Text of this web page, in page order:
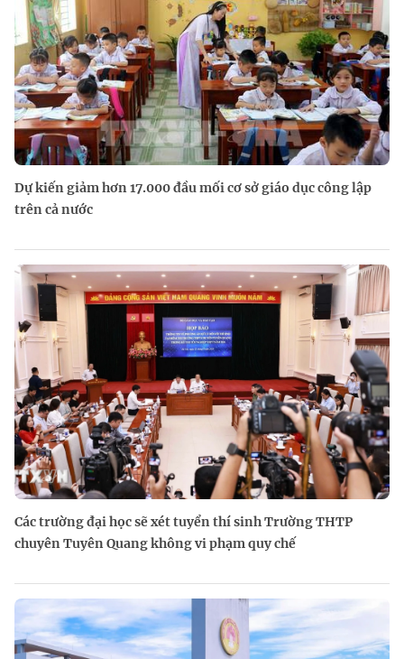
Dự kiến giảm hơn 17.000 đầu mối cơ sở giáo dục công lập
trên cả nước
Các trường đại học sẽ xét tuyển thí sinh Trường THTP
chuyên Tuyên Quang không vi phạm quy chế